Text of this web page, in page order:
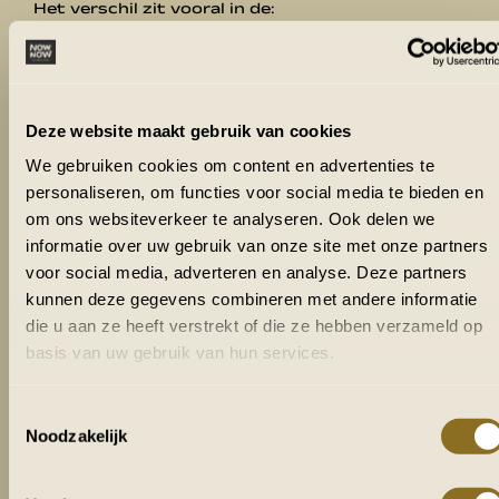
Deze website maakt gebruik van cookies
We gebruiken cookies om content en advertenties te
personaliseren, om functies voor social media te bieden en
om ons websiteverkeer te analyseren. Ook delen we
informatie over uw gebruik van onze site met onze partners
voor social media, adverteren en analyse. Deze partners
kunnen deze gegevens combineren met andere informatie
die u aan ze heeft verstrekt of die ze hebben verzameld op
basis van uw gebruik van hun services.
Noodzakelijk
Het verschil zit vooral in de:
waterstand in de Okavango Delta
toegankelijkheid van sommige gebieden
De beste reistijd Namibië en Botswana is dus
simpele ja of nee vraag. Het is een afweging
safari intensiteit en landschapsbeleving.
Het droge seizoen: mei tot
oktober
Dit is de populairste periode voor een rondreis
. Tegelijkertijd is het ook